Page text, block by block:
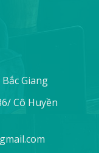
Giang
/ Cô Huyền